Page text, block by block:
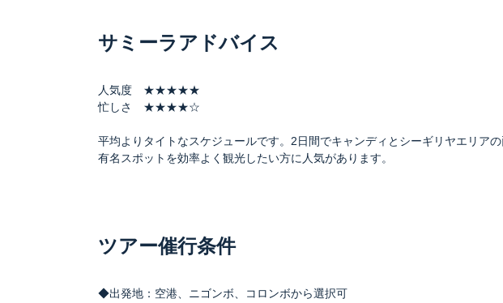
サミーラアドバイス
人気度 ★★★★★
忙しさ ★★★★☆
平均よりタイトなスケジュールです。2日間でキャンディとシーギリヤエリア
有名スポットを効率よく観光したい方に人気があります。
ツアー催行条件
◆出発地：空港、ニゴンボ、コロンボから選択可